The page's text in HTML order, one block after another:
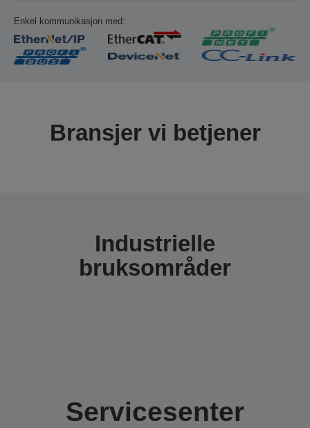
Enkel kommunikasjon med:
Bransjer vi betjener
Industrielle
bruksområder
Servicesenter